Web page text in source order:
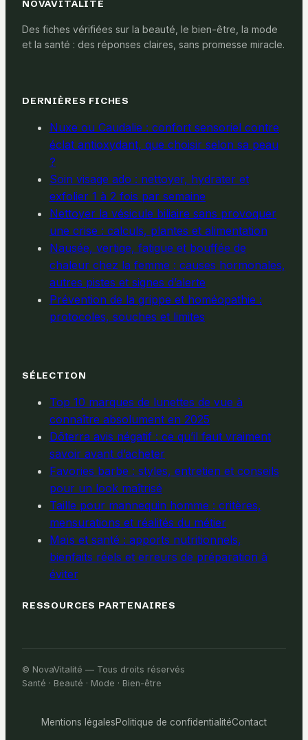
NOVAVITALITÉ
Des fiches vérifiées sur la beauté, le bien-être, la mode
et la santé : des réponses claires, sans promesse miracle.
DERNIÈRES FICHES
Nuxe ou Caudalie : confort sensoriel contre
éclat antioxydant, que choisir selon sa peau
?
Soin visage ado : nettoyer, hydrater et
exfolier 1 à 2 fois par semaine
Nettoyer la vésicule biliaire sans provoquer
une crise : calculs, plantes et alimentation
Nausée, vertige, fatigue et bouffée de
chaleur chez la femme : causes hormonales,
autres pistes et signes d’alerte
Prévention de la grippe et homéopathie :
protocoles, souches et limites
SÉLECTION
Top 10 marques de lunettes de vue à
connaître absolument en 2025
Dōterra avis négatif : ce qu’il faut vraiment
savoir avant d’acheter
Favories barbe : styles, entretien et conseils
pour un look maîtrisé
Taille pour mannequin homme : critères,
mensurations et réalités du métier
Maïs et santé : apports nutritionnels,
bienfaits réels et erreurs de préparation à
éviter
RESSOURCES PARTENAIRES
© NovaVitalité — Tous droits réservés
Santé · Beauté · Mode · Bien-être
Mentions légalesPolitique de confidentialitéContact